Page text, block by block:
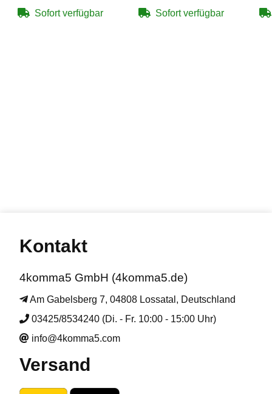
Sofort verfügbar Sofort verfügbar
Kontakt
4komma5 GmbH (4komma5.de)
Am Gabelsberg 7, 04808 Lossatal, Deutschland
03425/8534240 (Di. - Fr. 10:00 - 15:00 Uhr)
info@4komma5.com
Versand